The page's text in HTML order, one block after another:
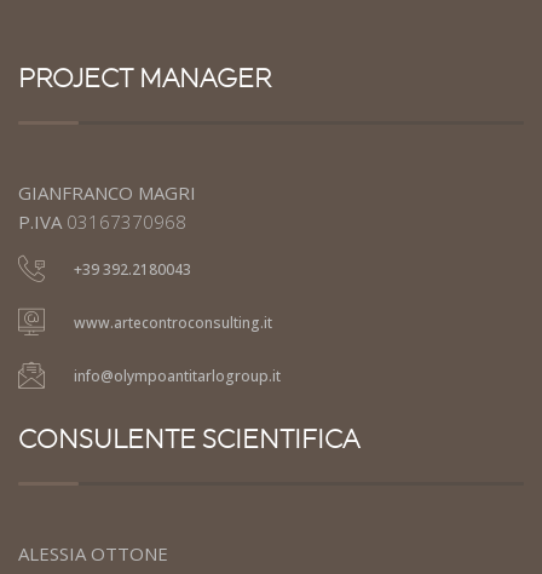
PROJECT MANAGER
GIANFRANCO MAGRI
P.IVA 03167370968
+39 392.2180043
www.artecontroconsulting.it
info@olympoantitarlogroup.it
CONSULENTE SCIENTIFICA
ALESSIA OTTONE